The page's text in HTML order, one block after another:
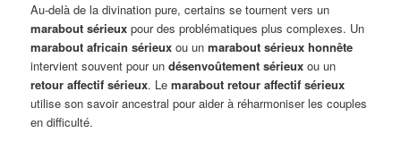
Au-delà de la divination pure, certains se tournent vers un
marabout sérieux pour des problématiques plus complexes. Un
marabout africain sérieux ou unmarabout sérieux honnête
intervient souvent pour undésenvoûtement sérieux ou un
retour affectif sérieux. Lemarabout retour affectif sérieux
utilise son savoir ancestral pour aider à réharmoniser les couples
en difficulté.